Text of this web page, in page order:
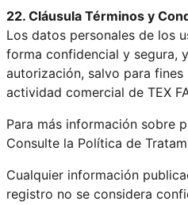
22. Cláusula Términos y
Los datos personales de los
forma confidencial y segura,
autorización, salvo para
actividad comercial de TEX
Para más información sobre
Consulte la Política de
Cualquier información
registro no se considera